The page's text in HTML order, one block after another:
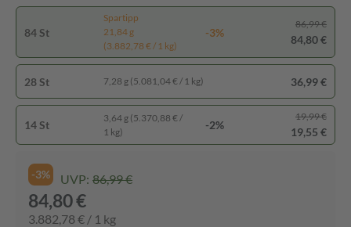
84 St
Spartipp
21,84 g
(3.882,78 € / 1 kg)
-3%
86,99 €
84,80 €
28 St 7,28 g (5.081,04 € / 1 kg) 36,99 €
14 St
3,64 g (5.370,88 € /
1 kg)
-2%
19,99 €
19,55 €
-3% UVP: 86,99 €
84,80 €
3.882,78 € / 1 kg